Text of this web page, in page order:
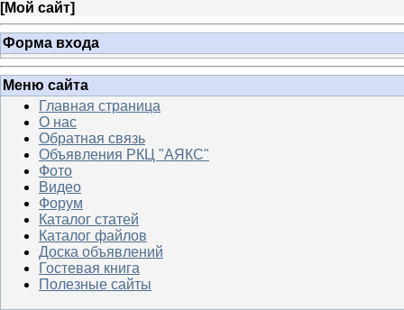
[Мой сайт]
Форма входа
Меню сайта
Главная страница
О нас
Обратная связь
Объявления РКЦ "АЯКС"
Фото
Видео
Форум
Каталог статей
Каталог файлов
Доска объявлений
Гостевая книга
Полезные сайты